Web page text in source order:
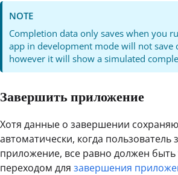
NOTE
Completion data only saves when you
app in development mode will not save
however it will show a simulated
Завершить приложение
Хотя данные о завершении
автоматически, когда пользователь
приложение, все равно должен быть
переходом для завершения